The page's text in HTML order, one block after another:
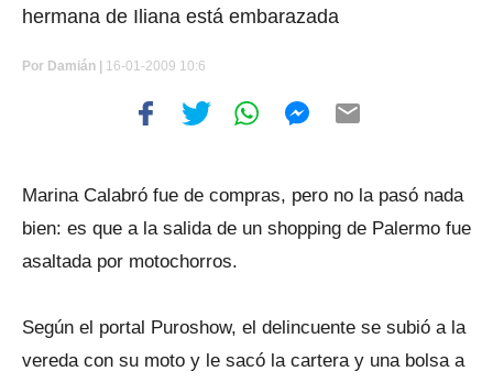
hermana de Iliana está embarazada
Por Damián | 16-01-2009 10:6
Marina Calabró fue de compras, pero no la pasó nada
bien: es que a la salida de un shopping de Palermo fue
asaltada por motochorros.
Según el portal Puroshow, el delincuente se subió a la
vereda con su moto y le sacó la cartera y una bolsa a